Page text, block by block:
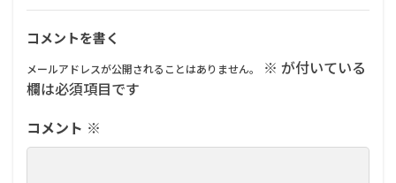
コメントを書く
メールアドレスが公開されることはありません。 ※ が付いている
欄は必須項目です
コメント ※